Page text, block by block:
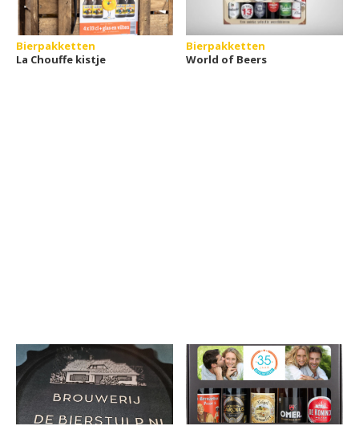
Bierpakketten
La Chouffe kistje
Bierpakketten
World of Beers